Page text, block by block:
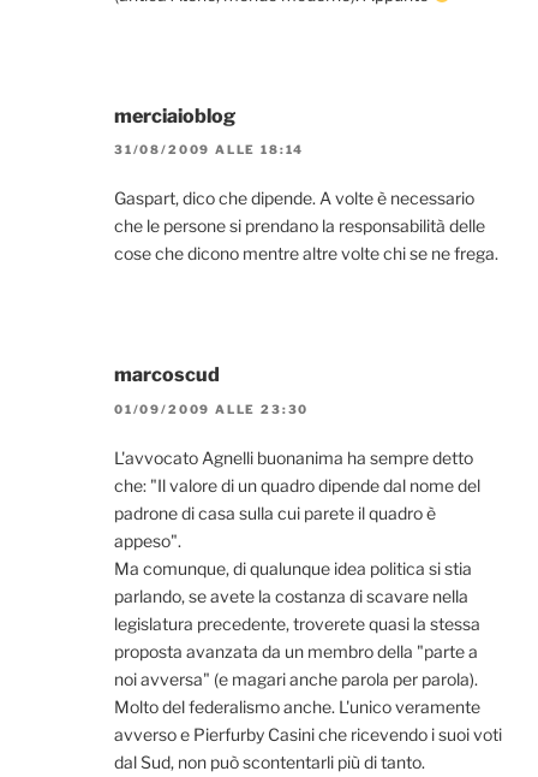
merciaioblog
31/08/2009 ALLE 18:14
Gaspart, dico che dipende. A volte è necessario
che le persone si prendano la responsabilità delle
cose che dicono mentre altre volte chi se ne frega.
marcoscud
01/09/2009 ALLE 23:30
L'avvocato Agnelli buonanima ha sempre detto
che: "Il valore di un quadro dipende dal nome del
padrone di casa sulla cui parete il quadro è
appeso".
Ma comunque, di qualunque idea politica si stia
parlando, se avete la costanza di scavare nella
legislatura precedente, troverete quasi la stessa
proposta avanzata da un membro della "parte a
noi avversa" (e magari anche parola per parola).
Molto del federalismo anche. L'unico veramente
avverso e Pierfurby Casini che ricevendo i suoi voti
dal Sud, non può scontentarli più di tanto.